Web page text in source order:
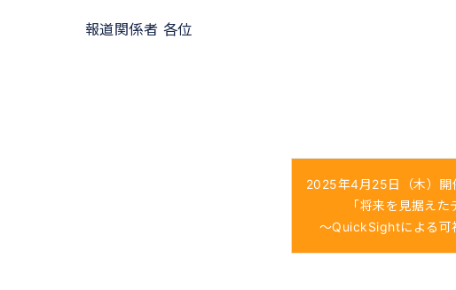
報道関係者 各位
2025年4月25日（木）
「将来を見据えた
～QuickSightによる可